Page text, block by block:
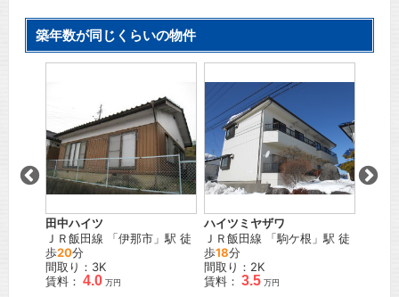
築年数が同じくらいの物件
田中ハイツ
ＪＲ飯田線 「伊那市 」駅 徒
歩20分
間取り：3K
賃料： 4.0 万円
ハイツミヤザワ
ＪＲ飯田線 「駒ケ根 」駅 徒
歩18分
間取り：2K
賃料： 3.5 万円